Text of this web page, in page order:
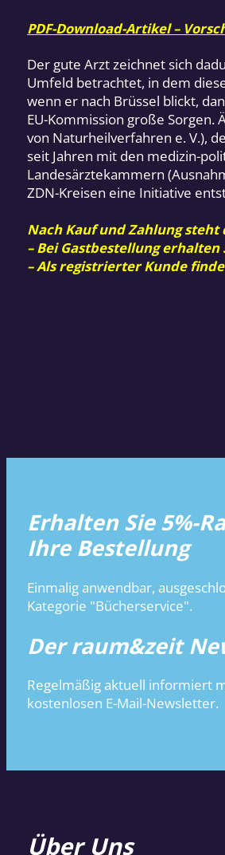
PDF-Download-Artikel –
Der gute Arzt zeichnet sich
Umfeld betrachtet, in dem
wenn er nach Brüssel blickt,
EU-Kommission große
von Naturheilverfahren e. V.),
seit Jahren mit den medizin-
Landesärztekammern
ZDN-Kreisen eine Initiative
Nach Kauf und Zahlung
– Bei Gastbestellung
– Als registrierter Kunde
Erhalten Sie 5%-
Ihre Bestellung
Einmalig anwendbar,
Kategorie "Bücherservice".
Der raum&zeit
Regelmäßig aktuell informiert
kostenlosen E-Mail-Newsletter.
Über Uns